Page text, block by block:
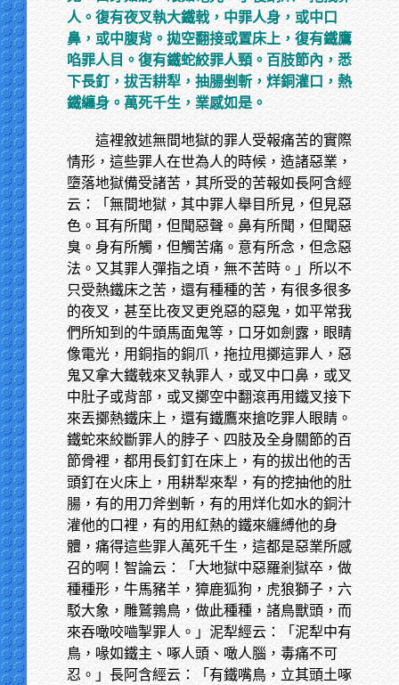
人。復有夜叉執大鐵戟，中罪人身，或中口
鼻，或中腹背。拋空翻接或置床上，復有鐵鷹
啗罪人目。復有鐵蛇絞罪人頸。百肢節內，悉
下長釘，拔舌耕犁，抽腸剉斬，烊銅灌口，熱
鐵纏身。萬死千生，業感如是。
這裡敘述無間地獄的罪人受報痛苦的實際
情形，這些罪人在世為人的時候，造諸惡業，
墮落地獄備受諸苦，其所受的苦報如長阿含經
云：「無間地獄，其中罪人舉目所見，但見惡
色。耳有所聞，但聞惡聲。鼻有所聞，但聞惡
臭。身有所觸，但觸苦痛。意有所念，但念惡
法。又其罪人彈指之頃，無不苦時。」所以不
只受熱鐵床之苦，還有種種的苦，有很多很多
的夜叉，甚至比夜叉更兇惡的惡鬼，如平常我
們所知到的牛頭馬面鬼等，口牙如劍露，眼睛
像電光，用銅指的銅爪，拖拉甩擲這罪人，惡
鬼又拿大鐵戟來叉執罪人，或叉中口鼻，或叉
中肚子或背部，或叉擲空中翻滾再用鐵叉接下
來丟擲熱鐵床上，還有鐵鷹來搶吃罪人眼睛。
鐵蛇來絞斷罪人的脖子、四肢及全身關節的百
節骨裡，都用長釘釘在床上，有的拔出他的舌
頭釘在火床上，用耕犁來犁，有的挖抽他的肚
腸，有的用刀斧剉斬，有的用烊化如水的銅汁
灌他的口裡，有的用紅熱的鐵來纏縛他的身
體，痛得這些罪人萬死千生，這都是惡業所感
召的啊！智論云：「大地獄中惡羅剎獄卒，做
種種形，牛馬豬羊，獐鹿狐狗，虎狼獅子，六
駁大象，雕鷲鶉鳥，做此種種，諸鳥獸頭，而
來吞噉咬嚙掣罪人。」泥犁經云：「泥犁中有
鳥，喙如鐵主、啄人頭、噉人腦，毒痛不可
忍。」長阿含經云：「有鐵嘴鳥，立其頭土啄